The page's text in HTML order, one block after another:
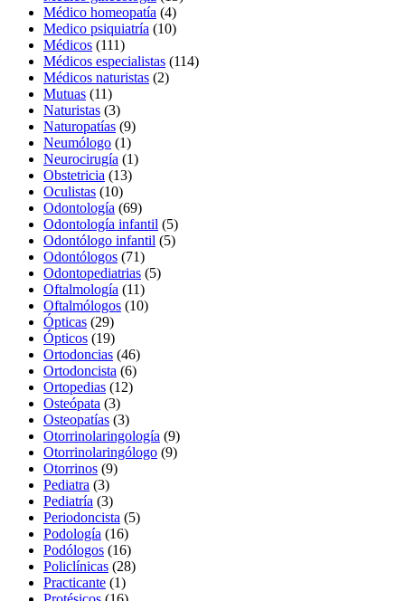
Médico homeopatía (4)
Medico psiquiatría (10)
Médicos (111)
Médicos especialistas (114)
Médicos naturistas (2)
Mutuas (11)
Naturistas (3)
Naturopatías (9)
Neumólogo (1)
Neurocirugía (1)
Obstetricia (13)
Oculistas (10)
Odontología (69)
Odontología infantil (5)
Odontólogo infantil (5)
Odontólogos (71)
Odontopediatrias (5)
Oftalmología (11)
Oftalmólogos (10)
Ópticas (29)
Ópticos (19)
Ortodoncias (46)
Ortodoncista (6)
Ortopedias (12)
Osteópata (3)
Osteopatías (3)
Otorrinolaringología (9)
Otorrinolaringólogo (9)
Otorrinos (9)
Pediatra (3)
Pediatría (3)
Periodoncista (5)
Podología (16)
Podólogos (16)
Policlínicas (28)
Practicante (1)